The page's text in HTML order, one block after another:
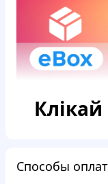
Способы